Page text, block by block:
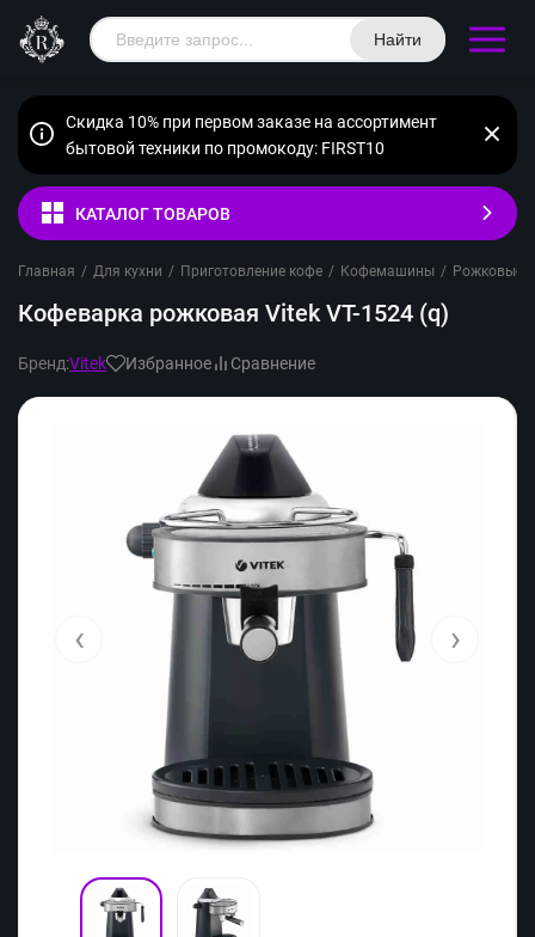
Найти
Скидка 10% при первом заказе на ассортимент
бытовой техники по промокоду: FIRST10
КАТАЛОГ ТОВАРОВ
Главная / Для кухни / Приготовление кофе / Кофемашины / Рожковые
Кофеварка рожковая Vitek VT-1524 (q)
Бренд:Vitek Избранное Сравнение
‹ ›